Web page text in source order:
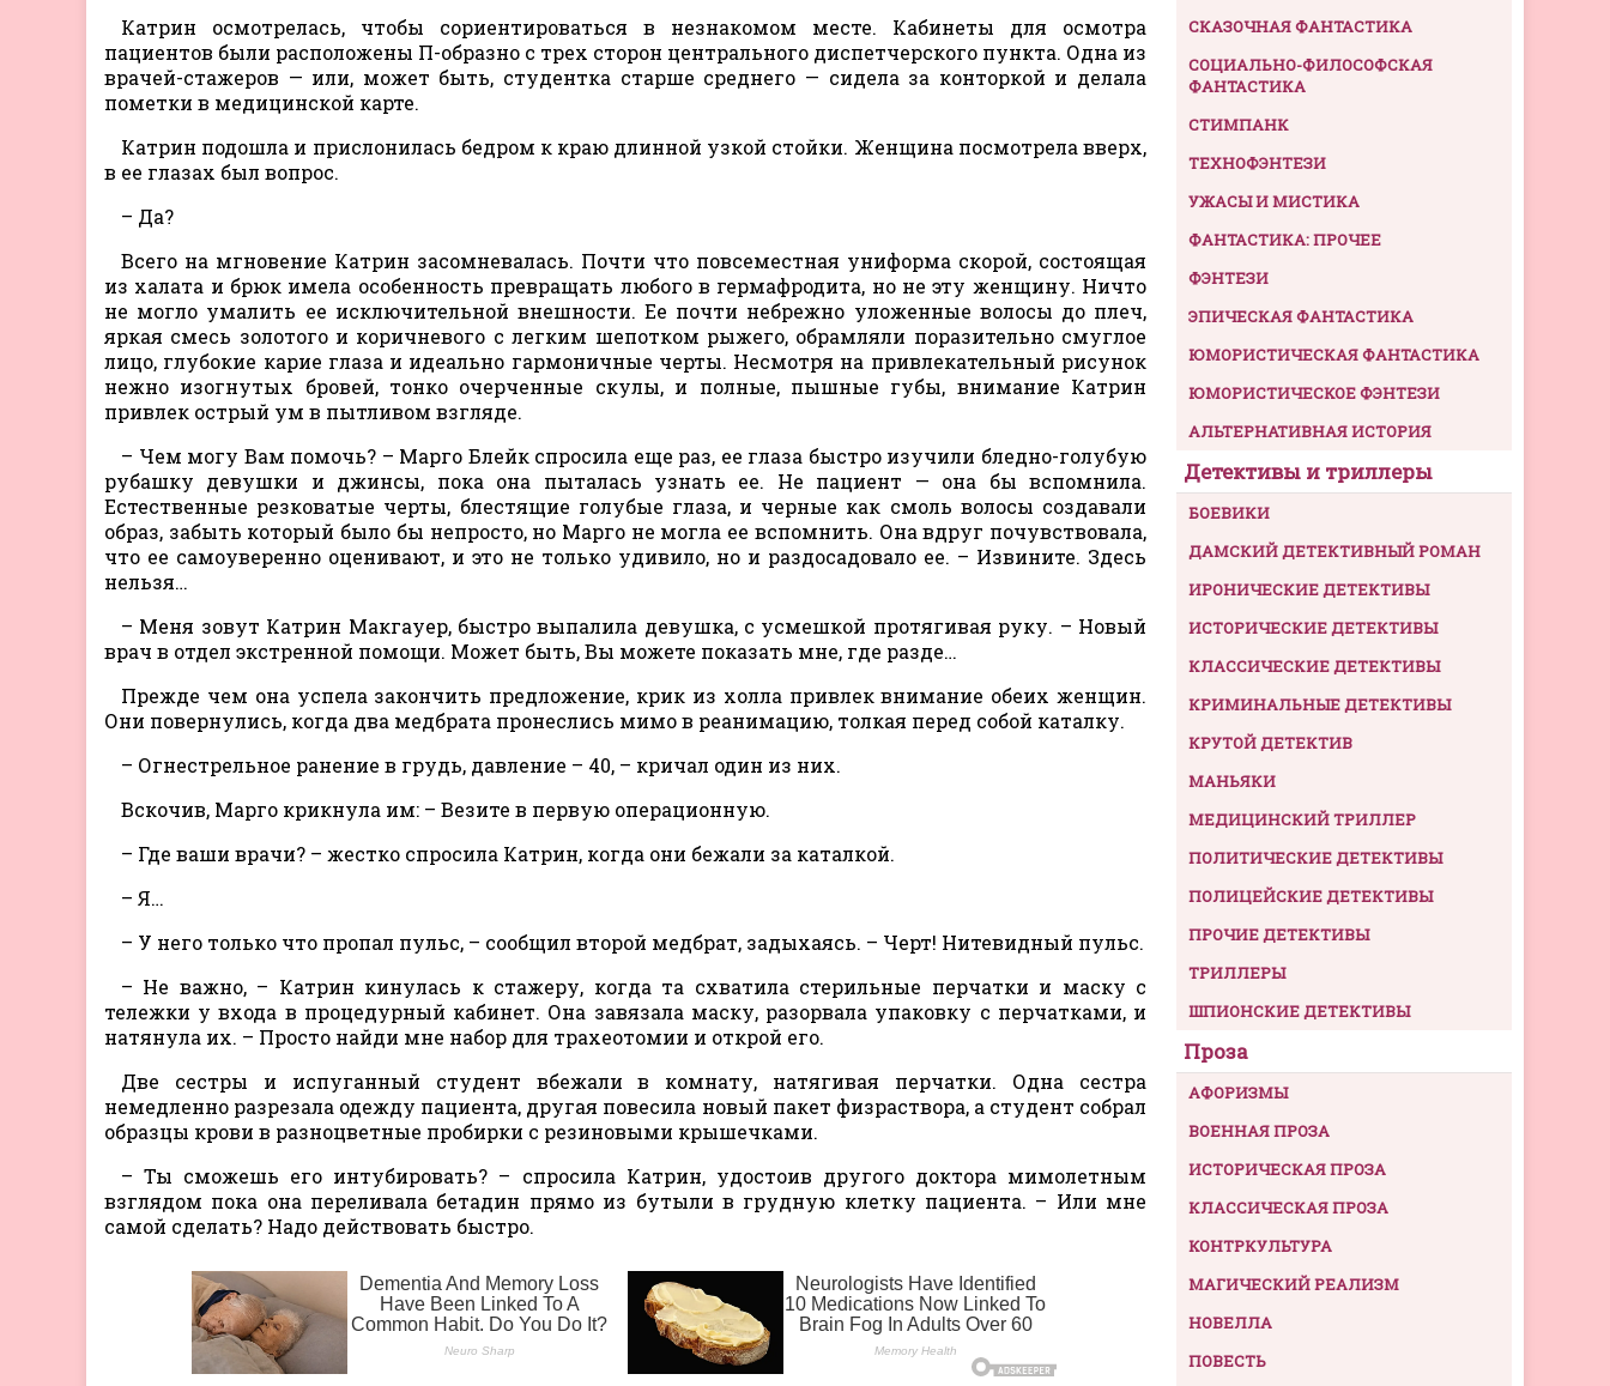
Катрин осмотрелась, чтобы сориентироваться в незнакомом месте. Кабинеты для осмотра
пациентов были расположены П-образно с трех сторон центрального диспетчерского пункта. Одна из
врачей-стажеров — или, может быть, студентка старше среднего — сидела за конторкой и делала
пометки в медицинской карте.
Катрин подошла и прислонилась бедром к краю длинной узкой стойки. Женщина посмотрела вверх,
в ее глазах был вопрос.
– Да?
Всего на мгновение Катрин засомневалась. Почти что повсеместная униформа скорой, состоящая
из халата и брюк имела особенность превращать любого в гермафродита, но не эту женщину. Ничто
не могло умалить ее исключительной внешности. Ее почти небрежно уложенные волосы до плеч,
яркая смесь золотого и коричневого с легким шепотком рыжего, обрамляли поразительно смуглое
лицо, глубокие карие глаза и идеально гармоничные черты. Несмотря на привлекательный рисунок
нежно изогнутых бровей, тонко очерченные скулы, и полные, пышные губы, внимание Катрин
привлек острый ум в пытливом взгляде.
– Чем могу Вам помочь? – Марго Блейк спросила еще раз, ее глаза быстро изучили бледно-голубую
рубашку девушки и джинсы, пока она пыталась узнать ее. Не пациент — она бы вспомнила.
Естественные резковатые черты, блестящие голубые глаза, и черные как смоль волосы создавали
образ, забыть который было бы непросто, но Марго не могла ее вспомнить. Она вдруг почувствовала,
что ее самоуверенно оценивают, и это не только удивило, но и раздосадовало ее. – Извините. Здесь
нельзя…
– Меня зовут Катрин Макгауер, быстро выпалила девушка, с усмешкой протягивая руку. – Новый
врач в отдел экстренной помощи. Может быть, Вы можете показать мне, где разде…
Прежде чем она успела закончить предложение, крик из холла привлек внимание обеих женщин.
Они повернулись, когда два медбрата пронеслись мимо в реанимацию, толкая перед собой каталку.
– Огнестрельное ранение в грудь, давление – 40, – кричал один из них.
Вскочив, Марго крикнула им: – Везите в первую операционную.
– Где ваши врачи? – жестко спросила Катрин, когда они бежали за каталкой.
– Я…
– У него только что пропал пульс, – сообщил второй медбрат, задыхаясь. – Черт! Нитевидный пульс.
– Не важно, – Катрин кинулась к стажеру, когда та схватила стерильные перчатки и маску с
тележки у входа в процедурный кабинет. Она завязала маску, разорвала упаковку с перчатками, и
натянула их. – Просто найди мне набор для трахеотомии и открой его.
Две сестры и испуганный студент вбежали в комнату, натягивая перчатки. Одна сестра
немедленно разрезала одежду пациента, другая повесила новый пакет физраствора, а студент собрал
образцы крови в разноцветные пробирки с резиновыми крышечками.
– Ты сможешь его интубировать? – спросила Катрин, удостоив другого доктора мимолетным
взглядом пока она переливала бетадин прямо из бутыли в грудную клетку пациента. – Или мне
самой сделать? Надо действовать быстро.
СКАЗОЧНАЯ ФАНТАСТИКА
СОЦИАЛЬНО-ФИЛОСОФСКАЯ
ФАНТАСТИКА
СТИМПАНК
ТЕХНОФЭНТЕЗИ
УЖАСЫ И МИСТИКА
ФАНТАСТИКА: ПРОЧЕЕ
ФЭНТЕЗИ
ЭПИЧЕСКАЯ ФАНТАСТИКА
ЮМОРИСТИЧЕСКАЯ ФАНТАСТИКА
ЮМОРИСТИЧЕСКОЕ ФЭНТЕЗИ
АЛЬТЕРНАТИВНАЯ ИСТОРИЯ
Детективы и триллеры
БОЕВИКИ
ДАМСКИЙ ДЕТЕКТИВНЫЙ РОМАН
ИРОНИЧЕСКИЕ ДЕТЕКТИВЫ
ИСТОРИЧЕСКИЕ ДЕТЕКТИВЫ
КЛАССИЧЕСКИЕ ДЕТЕКТИВЫ
КРИМИНАЛЬНЫЕ ДЕТЕКТИВЫ
КРУТОЙ ДЕТЕКТИВ
МАНЬЯКИ
МЕДИЦИНСКИЙ ТРИЛЛЕР
ПОЛИТИЧЕСКИЕ ДЕТЕКТИВЫ
ПОЛИЦЕЙСКИЕ ДЕТЕКТИВЫ
ПРОЧИЕ ДЕТЕКТИВЫ
ТРИЛЛЕРЫ
ШПИОНСКИЕ ДЕТЕКТИВЫ
Проза
АФОРИЗМЫ
ВОЕННАЯ ПРОЗА
ИСТОРИЧЕСКАЯ ПРОЗА
КЛАССИЧЕСКАЯ ПРОЗА
КОНТРКУЛЬТУРА
МАГИЧЕСКИЙ РЕАЛИЗМ
НОВЕЛЛА
ПОВЕСТЬ